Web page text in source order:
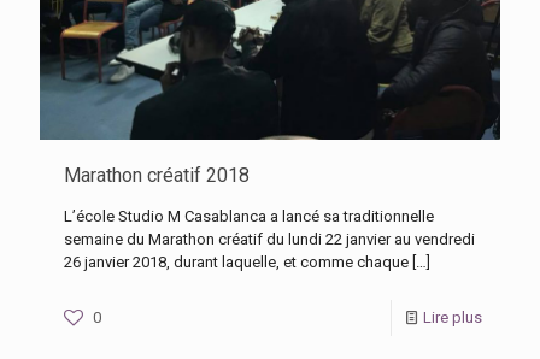
Marathon créatif 2018
L’école Studio M Casablanca a lancé sa traditionnelle
semaine du Marathon créatif du lundi 22 janvier au vendredi
26 janvier 2018, durant laquelle, et comme chaque […]
0 Lire plus